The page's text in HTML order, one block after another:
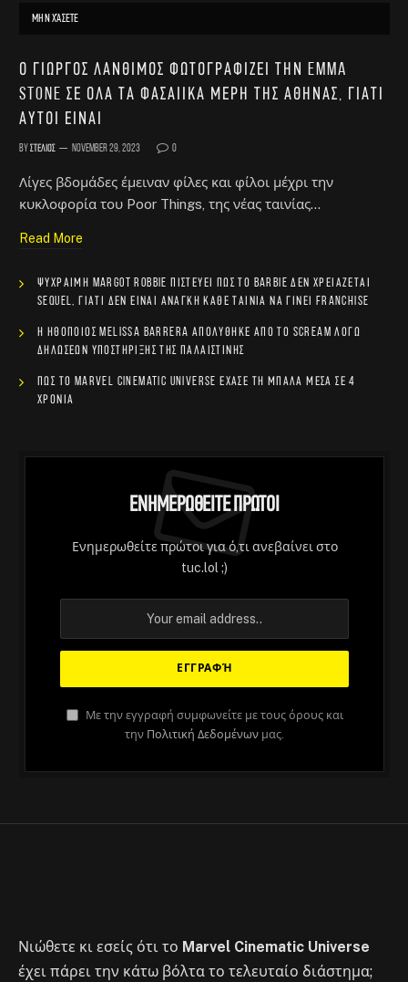
ΜΗΝ ΧΆΣΕΤΕ
Ο Γιώργος Λάνθιμος φωτογραφίζει την Emma
Stone σε όλα τα φασαίικα μέρη της Αθήνας, γιατί
αυτοί είναι
ByΣτέλιος November 29, 2023 0
Λίγες βδομάδες έμειναν φίλες και φίλοι μέχρι την
κυκλοφορία του Poor Things, της νέας ταινίας…
Read More
Ψύχραιμη Margot Robbie πιστεύει πως το Barbie δεν χρειάζεται
sequel, γιατί δεν είναι ανάγκη κάθε ταινία να γίνει franchise
Η ηθοποιός Melissa Barrera απολύθηκε από το Scream λόγω
δηλώσεων υποστήριξης της Παλαιστίνης
Πώς το Marvel Cinematic Universe έχασε τη μπάλα μέσα σε 4
χρόνια
Ενημερωθείτε Πρώτοι
Ενημερωθείτε πρώτοι για ό,τι ανεβαίνει στο
tuc.lol ;)
Με την εγγραφή συμφωνείτε με τους όρους και
την Πολιτική Δεδομένων μας.
ΆΡΘΡΑ
H Florence κλαίει βλέποντας το
τραγούδι της στο Guardians of the
Νιώθετε κι εσείς ότι το Marvel Cinematic Universe
έχει πάρει την κάτω βόλτα το τελευταίο διάστημα;